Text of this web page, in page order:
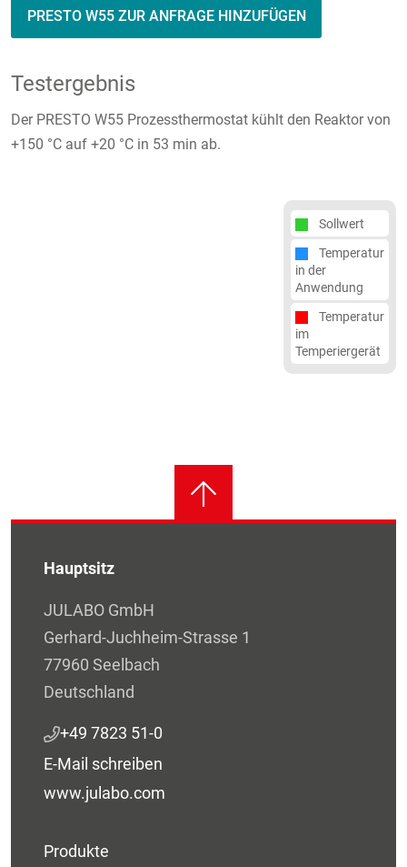
PRESTO W55 ZUR ANFRAGE HINZUFÜGEN
Testergebnis
Der PRESTO W55 Prozessthermostat kühlt den Reaktor von
+150 °C auf +20 °C in 53 min ab.
Sollwert
Temperatur
in der
Anwendung
Temperatur
im
Temperiergerät
Hauptsitz
JULABO GmbH
Gerhard-Juchheim-Strasse 1
77960 Seelbach
Deutschland
+49 7823 51-0
E-Mail schreiben
www.julabo.com
Produkte